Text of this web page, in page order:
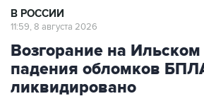
В РОССИИ
11:59, 8 августа 2026
Возгорание на
падения обломков
ликвидировано